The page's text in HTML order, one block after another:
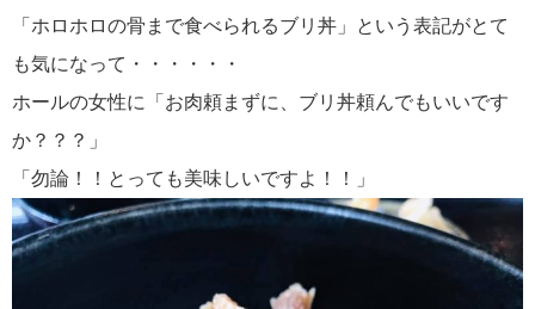
「ホロホロの骨まで食べられるブリ丼」という表記がとて
も気になって・・・・・・
ホールの女性に「お肉頼まずに、ブリ丼頼んでもいいです
か？？？」
「勿論！！とっても美味しいですよ！！」